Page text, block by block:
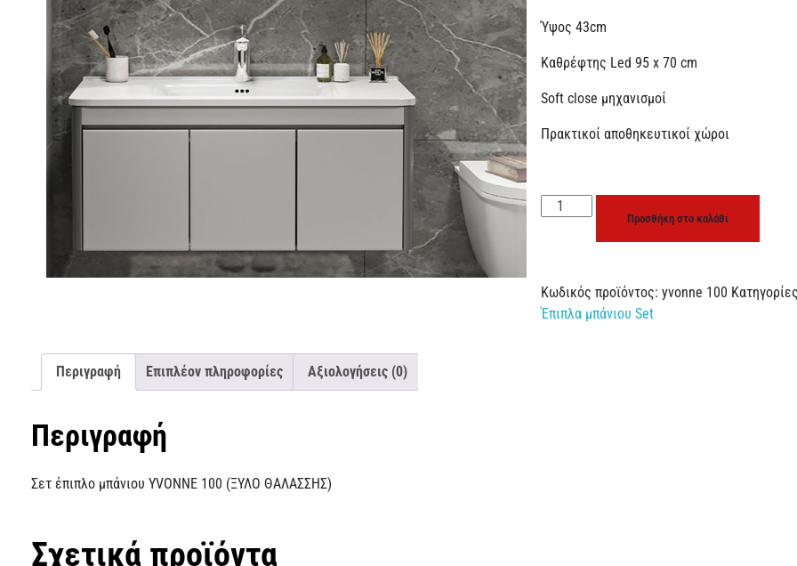
Ύψος 43cm
Καθρέφτης Led 95 x 70 cm
Soft close μηχανισμοί
Πρακτικοί αποθηκευτικοί χώροι
Προσθήκη στο καλάθι
Κωδικός προϊόντος:yvonne 100
Έπιπλα μπάνιου Set
Περιγραφή Επιπλέον πληροφορίες Αξιολογήσεις (0)
Περιγραφή
Σετ έπιπλο μπάνιου YVONNE 100 (ΞΥΛΟ ΘΑΛΑΣΣΗΣ)
Σχετικά προϊόντα